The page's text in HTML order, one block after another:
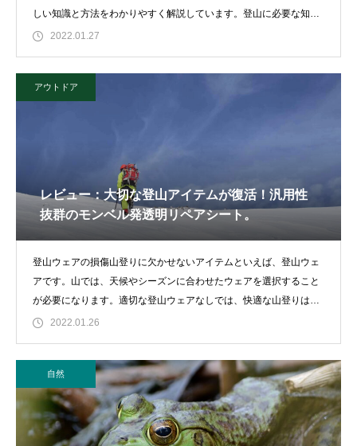
しい知識と方法をわかりやすく解説しています。登山に必要な知識
を理解して
2022.01.27
アウトドア
レビュー：大切な登山アイテムが復活！汎用性
抜群のモンベル発透明リペアシート。
登山ウェアの損傷山登りに欠かせないアイテムといえば、登山ウェ
アです。山では、天候やシーズンに合わせたウェアを選択すること
が必要になります。適切な登山ウェアなしでは、快適な山登りは実
現できないといっ
2022.01.26
自然